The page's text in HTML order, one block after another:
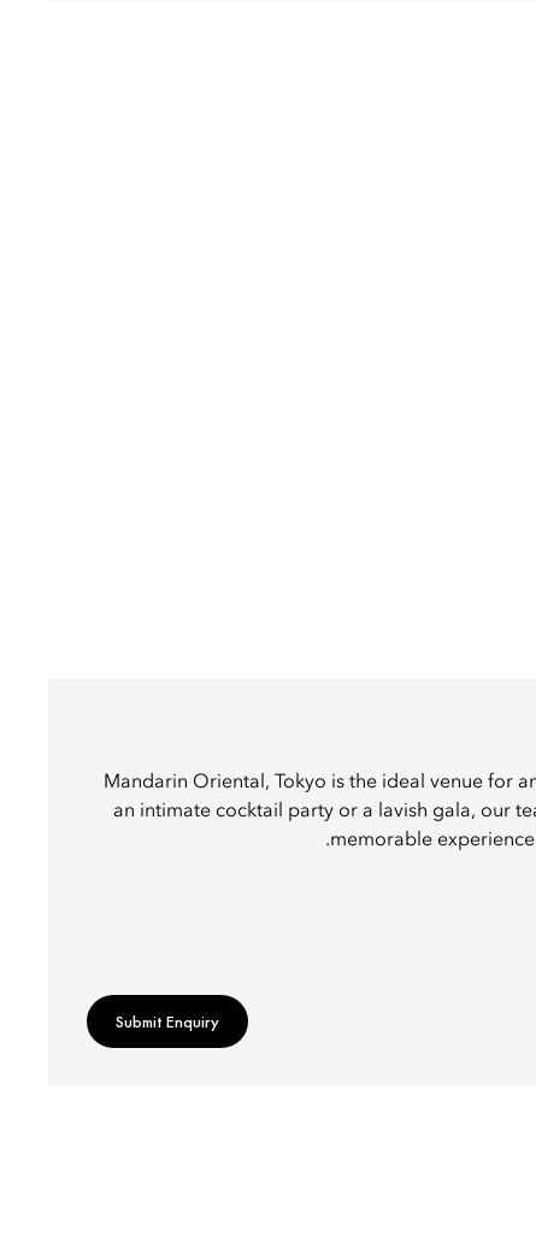
Mandarin Oriental, Tokyo is the ideal venue for
an intimate cocktail party or a lavish gala, our
memorable
Submit Enquiry